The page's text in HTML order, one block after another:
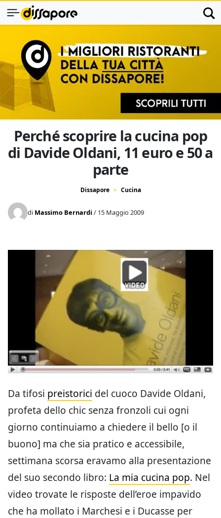
Perché scoprire la cucina pop
di Davide Oldani, 11 euro e 50 a
parte
Dissapore Cucina
di Massimo Bernardi / 15 Maggio 2009
Da tifosi preistorici del cuoco Davide Oldani,
profeta dello chic senza fronzoli cui ogni
giorno continuiamo a chiedere il bello [o il
buono] ma che sia pratico e accessibile,
settimana scorsa eravamo alla presentazione
del suo secondo libro: La mia cucina pop. Nel
video trovate le risposte dell’eroe impavido
che ha mollato i Marchesi e i Ducasse per